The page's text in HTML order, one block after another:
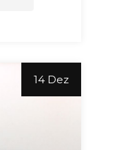
14 Dez